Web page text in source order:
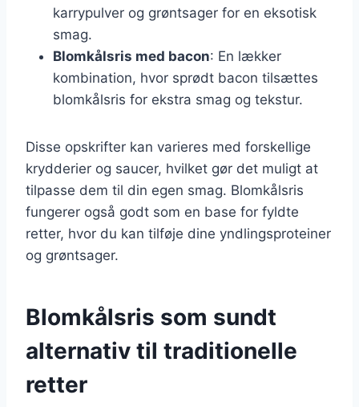
karrypulver og grøntsager for en eksotisk
smag.
Blomkålsris med bacon: En lækker
kombination, hvor sprødt bacon tilsættes
blomkålsris for ekstra smag og tekstur.
Disse opskrifter kan varieres med forskellige
krydderier og saucer, hvilket gør det muligt at
tilpasse dem til din egen smag. Blomkålsris
fungerer også godt som en base for fyldte
retter, hvor du kan tilføje dine yndlingsproteiner
og grøntsager.
Blomkålsris som sundt
alternativ til traditionelle
retter